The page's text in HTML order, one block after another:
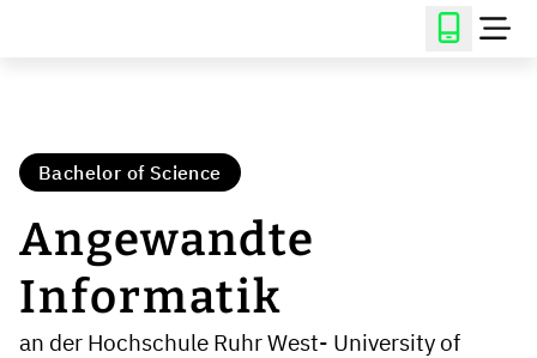
Bachelor of Science
Angewandte
Informatik
an der Hochschule Ruhr West- University of